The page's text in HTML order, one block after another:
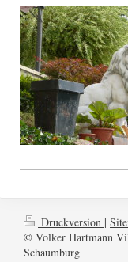
Druckversion |
© Volker Hartmann
Schaumburg